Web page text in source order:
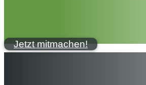
Jetzt mitmachen!